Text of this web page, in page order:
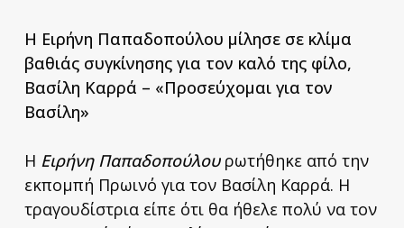
Η Ειρήνη Παπαδοπούλου μίλησε σε κλίμα
βαθιάς συγκίνησης για τον καλό της φίλο,
Βασίλη Καρρά – «Προσεύχομαι για τον
Βασίλη»
Η Ειρήνη Παπαδοπούλουρωτήθηκε από την
εκπομπή Πρωινό για τον Βασίλη Καρρά. Η
τραγουδίστρια είπε ότι θα ήθελε πολύ να τον